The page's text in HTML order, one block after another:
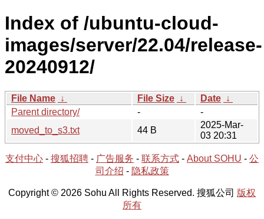
Index of /ubuntu-cloud-
images/server/22.04/release-
20240912/
File Name ↓ File Size ↓ Date ↓
Parent directory/
-
-
moved_to_s3.txt
44 B
2025-Mar-
03 20:31
支付中心 - 搜狐招聘 - 广告服务 - 联系方式 - About SOHU - 公
司介绍 - 隐私政策
Copyright © 2026 Sohu All Rights Reserved. 搜狐公司 版权
所有